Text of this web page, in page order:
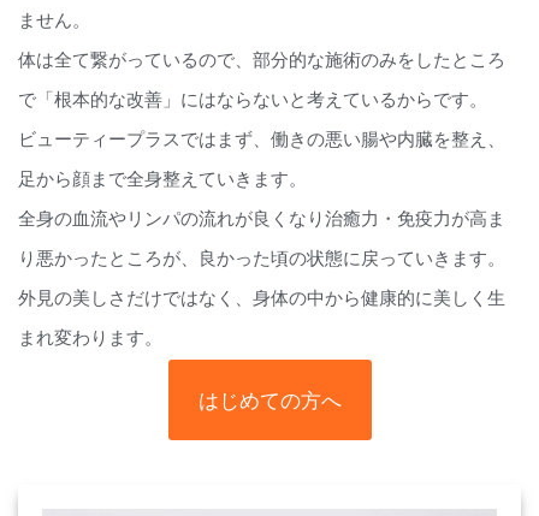
ません。
体は全て繋がっているので、部分的な施術のみをしたところ
で「根本的な改善」にはならないと考えているからです。
ビューティープラスではまず、働きの悪い腸や内臓を整え、
足から顔まで全身整えていきます。
全身の血流やリンパの流れが良くなり治癒力・免疫力が高ま
り悪かったところが、良かった頃の状態に戻っていきます。
外見の美しさだけではなく、身体の中から健康的に美しく生
まれ変わります。
はじめての方へ